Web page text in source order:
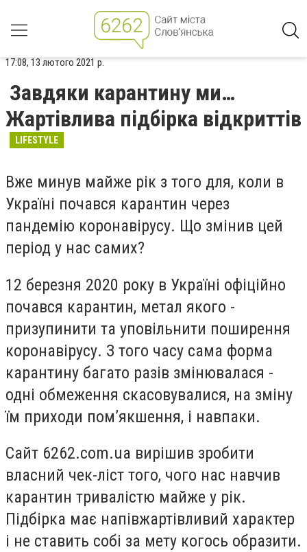
17:08, 13 лютого 2021 р.
Завдяки карантину ми…
Жартівлива підбірка відкриттів
LIFESTYLE
Вже минув майже рік з того для, коли в
Україні почався карантин через
пандемію коронавірусу. Що змінив цей
період у нас самих?
12 березня 2020 року в Україні офіційно
почався карантин, метал якого -
призупинити та уповільнити поширення
коронавірусу. З того часу сама форма
карантину багато разів змінювалася -
одні обмеження скасовувалися, на зміну
їм приходи пом’якшення, і навпаки.
Сайт 6262.com.ua вирішив зробити
власний чек-ліст того, чого нас навчив
карантин тривалістю майже у рік.
Підбірка має напівжартівливий характер
і не ставить собі за мету когось образити.